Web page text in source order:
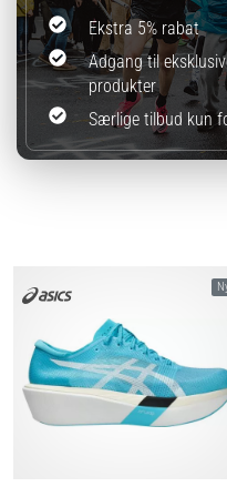
Ekstra 5% rabat
Adgang til
produkter
Særlige tilbud kun